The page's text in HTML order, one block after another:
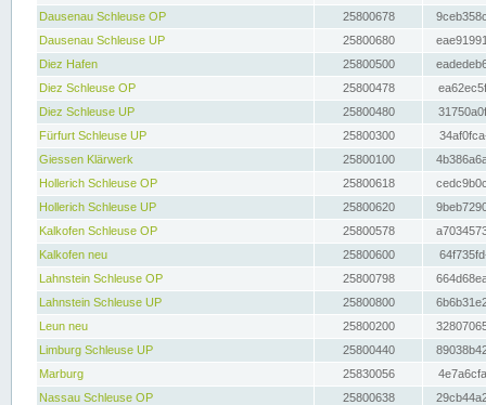
Dausenau Schleuse OP
25800678
Dausenau Schleuse UP
25800680
Diez Hafen
25800500
Diez Schleuse OP
25800478
Diez Schleuse UP
25800480
Fürfurt Schleuse UP
25800300
Giessen Klärwerk
25800100
Hollerich Schleuse OP
25800618
Hollerich Schleuse UP
25800620
Kalkofen Schleuse OP
25800578
Kalkofen neu
25800600
Lahnstein Schleuse OP
25800798
Lahnstein Schleuse UP
25800800
Leun neu
25800200
Limburg Schleuse UP
25800440
Marburg
25830056
Nassau Schleuse OP
25800638